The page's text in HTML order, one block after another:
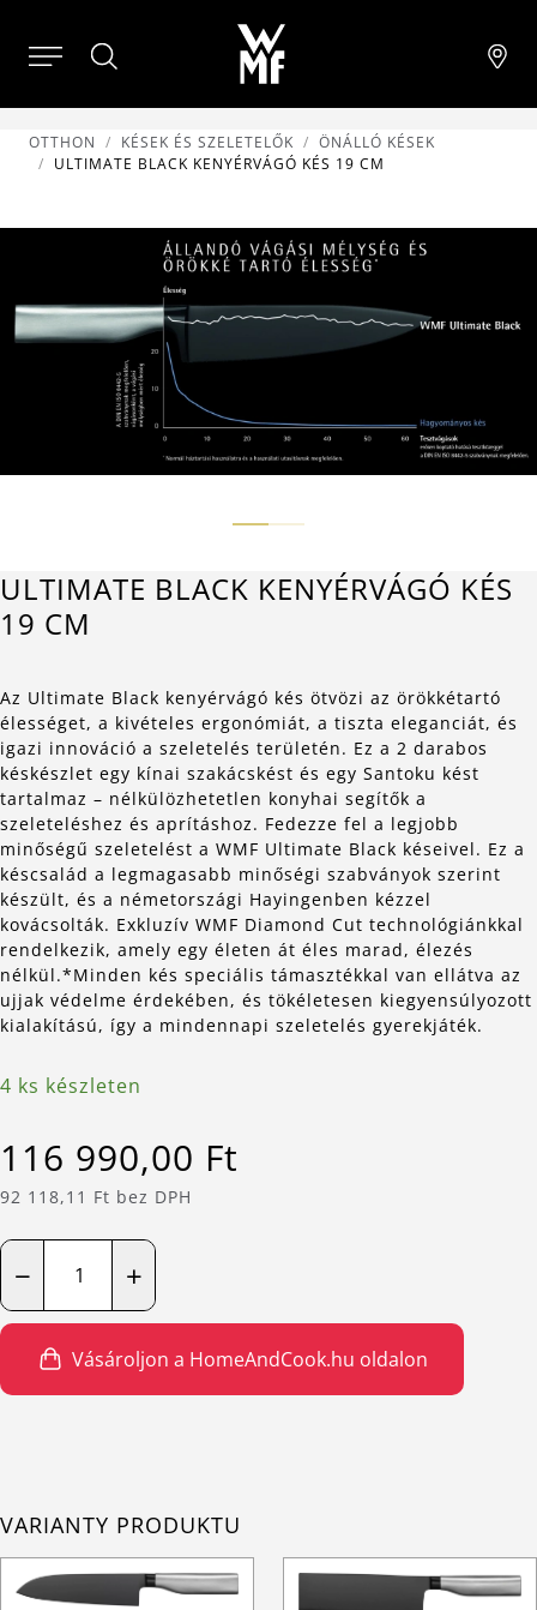
OTTHON KÉSEK ÉS SZELETELŐK
ÖNÁLLÓ KÉSEK
ULTIMATE BLACK KENYÉRVÁGÓ KÉS 19 CM
ULTIMATE BLACK KENYÉRVÁGÓ KÉS
19 CM
Az Ultimate Black kenyérvágó kés ötvözi az örökkétartó
élességet, a kivételes ergonómiát, a tiszta eleganciát, és
igazi innováció a szeletelés területén. Ez a 2 darabos
késkészlet egy kínai szakácskést és egy Santoku kést
tartalmaz – nélkülözhetetlen konyhai segítők a
szeleteléshez és aprításhoz. Fedezze fel a legjobb
minőségű szeletelést a WMF Ultimate Black késeivel. Ez a
késcsalád a legmagasabb minőségi szabványok szerint
készült, és a németországi Hayingenben kézzel
kovácsolták. Exkluzív WMF Diamond Cut technológiánkkal
rendelkezik, amely egy életen át éles marad, élezés
nélkül.*Minden kés speciális támasztékkal van ellátva az
ujjak védelme érdekében, és tökéletesen kiegyensúlyozott
kialakítású, így a mindennapi szeletelés gyerekjáték.
4 ks készleten
116 990,00 Ft
92 118,11 Ft bez DPH
+
−
Vásároljon a HomeAndCook.hu oldalon
VARIANTY PRODUKTU